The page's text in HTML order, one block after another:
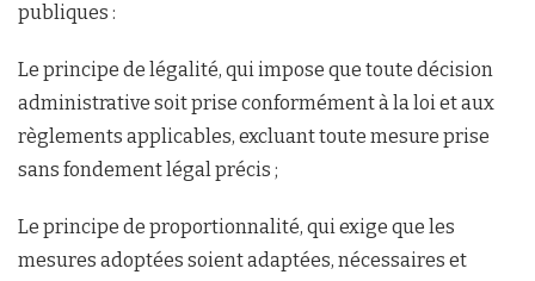
publiques :
Le principe de légalité, qui impose que toute décision
administrative soit prise conformément à la loi et aux
règlements applicables, excluant toute mesure prise
sans fondement légal précis ;
Le principe de proportionnalité, qui exige que les
mesures adoptées soient adaptées, nécessaires et